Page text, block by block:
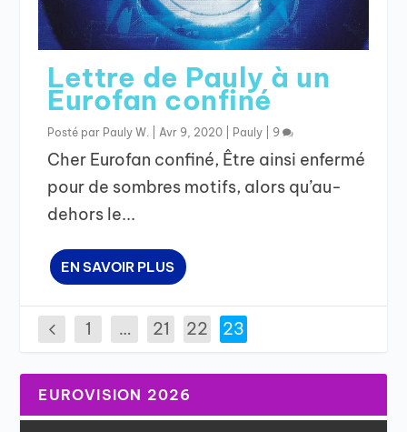
Lettre de Pauly à un
Eurofan confiné
Posté par Pauly W. |Avr 9, 2020 Pauly 9
Cher Eurofan confiné, Être ainsi enfermé
pour de sombres motifs, alors qu’au-
dehors le...
EN SAVOIR PLUS
1 … 21 22 23
EUROVISION 2026